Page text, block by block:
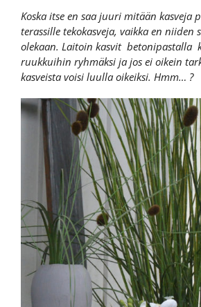
Koska itse en saa juuri mitään kasveja
terassille tekokasveja, vaikka en niiden
olekaan. Laitoin kasvit betonipastalla
ruukkuihin ryhmäksi ja jos ei oikein
kasveista voisi luulla oikeiksi. Hmm… ?